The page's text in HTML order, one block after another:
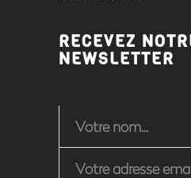
RECEVEZ
NEWSLETTER